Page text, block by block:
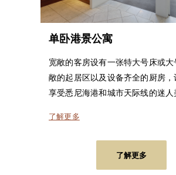
单卧港景公寓
宽敞的客房设有一张特大号床或
敞的起居区以及设备齐全的厨房
享受悉尼海港和城市天际线的迷人
了解更多
了解更多